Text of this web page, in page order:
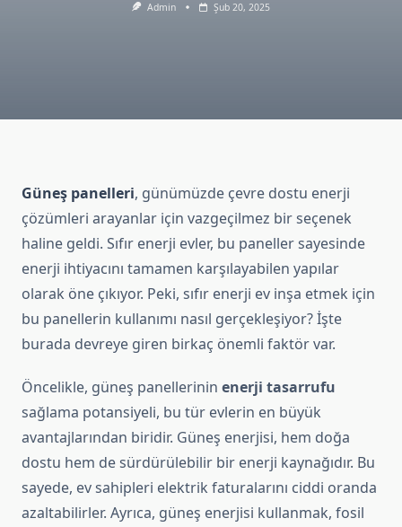
Admin Şub 20, 2025
Güneş panelleri, günümüzde çevre dostu enerji
çözümleri arayanlar için vazgeçilmez bir seçenek
haline geldi. Sıfır enerji evler, bu paneller sayesinde
enerji ihtiyacını tamamen karşılayabilen yapılar
olarak öne çıkıyor. Peki, sıfır enerji ev inşa etmek için
bu panellerin kullanımı nasıl gerçekleşiyor? İşte
burada devreye giren birkaç önemli faktör var.
Öncelikle, güneş panellerinin enerji tasarrufu
sağlama potansiyeli, bu tür evlerin en büyük
avantajlarından biridir. Güneş enerjisi, hem doğa
dostu hem de sürdürülebilir bir enerji kaynağıdır. Bu
sayede, ev sahipleri elektrik faturalarını ciddi oranda
azaltabilirler. Ayrıca, güneş enerjisi kullanmak, fosil